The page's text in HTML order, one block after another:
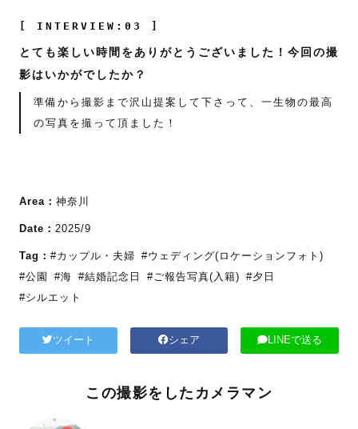
[ INTERVIEW:03 ]
とても楽しい時間をありがとうございました！今回の撮
影はいかがでしたか？
準備から撮影まで沢山提案して下さって、一生物の最高
の写真を撮って頂ました！
Area： 神奈川
Date： 2025/9
Tag： #カップル・夫婦 #ウェディング(ロケーションフォト)
#公園
#海 #結婚記念日 #ご報告写真(入籍) #夕日
#シルエット
ツイート シェア LINEで送る
この撮影をしたカメラマン